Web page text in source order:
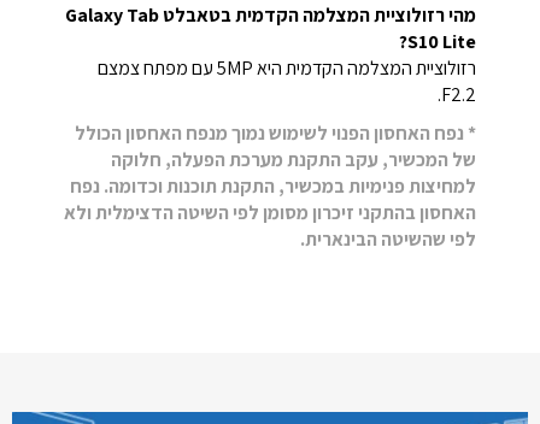
מהי רזולוציית המצלמה הקדמית בטאבלט Galaxy Tab
S10 Lite?
רזולוציית המצלמה הקדמית היא 5MP עם מפתח צמצם
F2.2.
* נפח האחסון הפנוי לשימוש נמוך מנפח האחסון הכולל
של המכשיר, עקב התקנת מערכת הפעלה, חלוקה
למחיצות פנימיות במכשיר, התקנת תוכנות וכדומה. נפח
האחסון בהתקני זיכרון מסומן לפי השיטה הדצימלית ולא
לפי שהשיטה הבינארית.